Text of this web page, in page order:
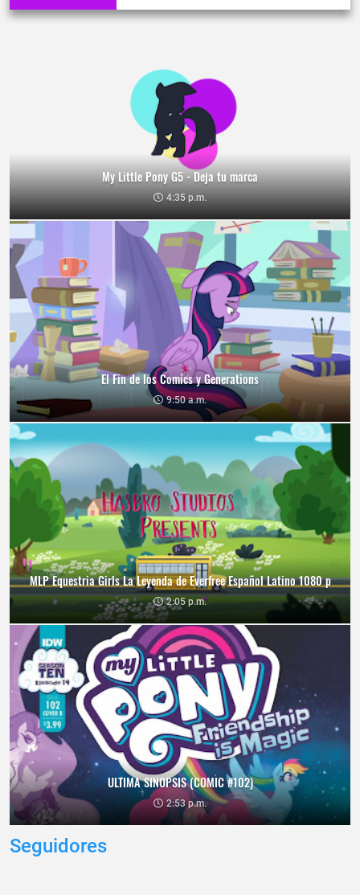
My Little Pony G5 - Deja tu marca
4:35 p.m.
El Fin de los Comics y Generations
9:50 a.m.
MLP Equestria Girls La Leyenda de Everfree Español Latino 1080 p
2:05 p.m.
ULTIMA SINOPSIS (COMIC #102)
2:53 p.m.
Seguidores